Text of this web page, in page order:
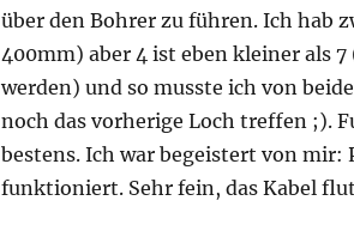
über den Bohrer zu führen. Ich hab
400mm) aber 4 ist eben kleiner als
werden) und so musste ich von
noch das vorherige Loch treffen ;).
bestens. Ich war begeistert von mir:
funktioniert. Sehr fein, das Kabel